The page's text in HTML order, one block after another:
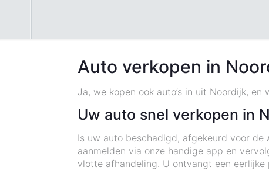
Auto verkopen in
Ja, we kopen ook auto’s in uit Noordijk,
Uw auto snel verkopen in
Is uw auto beschadigd, afgekeurd voor
aanmelden via onze handige app en
vlotte afhandeling. U ontvangt een